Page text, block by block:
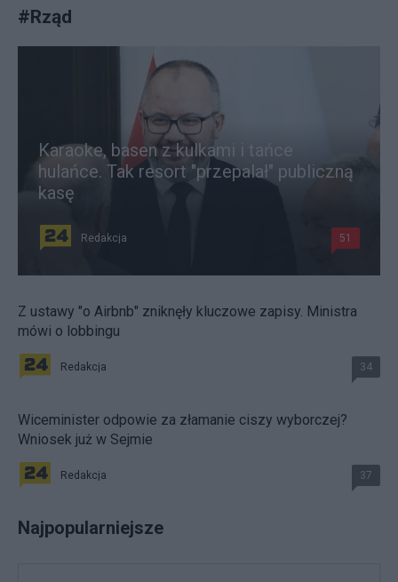
#Rząd
Karaoke, basen z kulkami i tańce
hulańce. Tak resort "przepalał" publiczną
kasę
Redakcja 51
Z ustawy "o Airbnb" zniknęły kluczowe zapisy. Ministra
mówi o lobbingu
Redakcja 34
Wiceminister odpowie za złamanie ciszy wyborczej?
Wniosek już w Sejmie
Redakcja 37
Najpopularniejsze